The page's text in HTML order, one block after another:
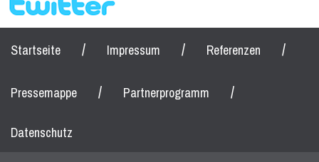
Startseite / Impressum / Referenzen /
Pressemappe / Partnerprogramm /
Datenschutz